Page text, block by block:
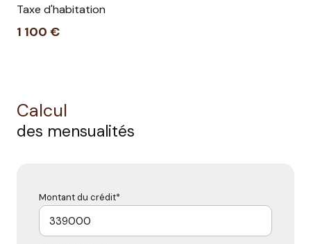
Taxe d'habitation
1 100 €
Calcul
des mensualités
Montant du crédit*